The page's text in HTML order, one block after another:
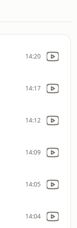
14:20
14:17
14:12
14:09
14:05
14:04